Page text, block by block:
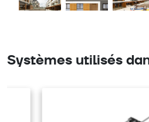
Systèmes utilisés